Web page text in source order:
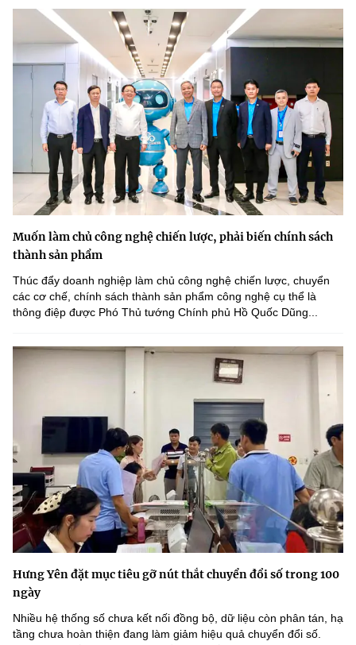
Chọn ngôn ngữ
Vietnamese English
BỘ KHOA HỌC VÀ CÔNG NGHỆ
MINISTRY OF SCIENCE AND TECHNOLOGY
Điều khoản sử dụng Theo dõi MST: Góp ý
Cơ quan chủ quản: Bộ Khoa học và Công nghệ (MST)
Chịu trách nhiệm nội dung: Nguyễn Thị Hải Hằng
Giám đốc Trung tâm Truyền thông Khoa học và Công nghệ.
Liên hệ
Địa chỉ: Ban Biên tập Cổng TTĐT - 18 Nguyễn Du, TP. Hà Nội
Email:stc@mst.gov.vn
©2026 Bản quyền thuộc Bộ Khoa Học và Công Nghệ
(Ghi rõ nguồn "https://mst.gov.vn" khi phát hành lại thông tin từ
Muốn làm chủ công nghệ chiến lược, phải biến chính sách
thành sản phẩm
Thúc đẩy doanh nghiệp làm chủ công nghệ chiến lược, chuyển
các cơ chế, chính sách thành sản phẩm công nghệ cụ thể là
thông điệp được Phó Thủ tướng Chính phủ Hồ Quốc Dũng...
Hưng Yên đặt mục tiêu gỡ nút thắt chuyển đổi số trong 100
ngày
Nhiều hệ thống số chưa kết nối đồng bộ, dữ liệu còn phân tán, hạ
tầng chưa hoàn thiện đang làm giảm hiệu quả chuyển đổi số.